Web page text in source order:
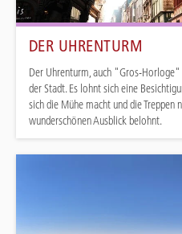
DER UHRENTURM
Der Uhrenturm, auch "Gros-
der Stadt. Es lohnt sich eine
sich die Mühe macht und die
wunderschönen Ausblick belohnt.